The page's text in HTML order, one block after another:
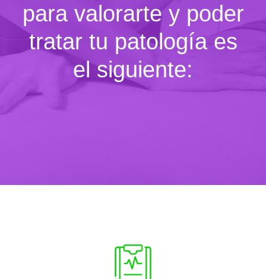
para valorarte y poder
tratar tu patología es
el siguiente: